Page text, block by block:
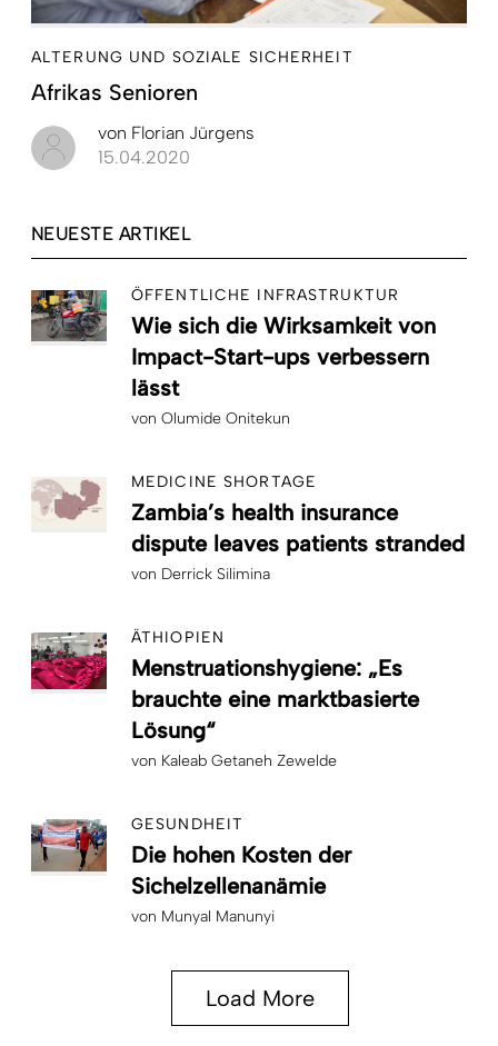
ALTERUNG UND SOZIALE SICHERHEIT
Afrikas Senioren
von Florian Jürgens
15.04.2020
NEUESTE ARTIKEL
ÖFFENTLICHE INFRASTRUKTUR
Wie sich die Wirksamkeit von
Impact-Start-ups verbessern
lässt
von Olumide Onitekun
MEDICINE SHORTAGE
Zambia’s health insurance
dispute leaves patients stranded
von Derrick Silimina
ÄTHIOPIEN
Menstruationshygiene: „Es
brauchte eine marktbasierte
Lösung“
von Kaleab Getaneh Zewelde
GESUNDHEIT
Die hohen Kosten der
Sichelzellenanämie
von Munyal Manunyi
Load More